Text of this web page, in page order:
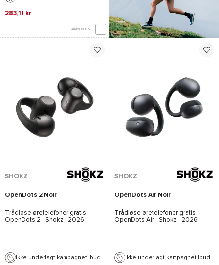
283,11 kr
SAMMENLIGN
*Se betingelserneher
SHOKZ
OpenDots 2 Noir
Trådløse øretelefoner gratis -
OpenDots 2 - Shokz - 2026
Ikke underlagt kampagnetilbud.
SHOKZ
OpenDots Air Noir
Trådløse øretelefoner gratis -
OpenDots Air - Shokz - 2026
Ikke underlagt kampagnetilbud.